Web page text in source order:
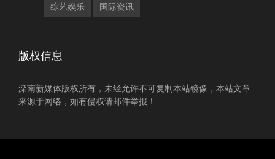
综艺娱乐 国际资讯
版权信息
滦南新媒体版权所有，未经允许不可复制本站镜像，本站文章
来源于网络，如有侵权请邮件举报！